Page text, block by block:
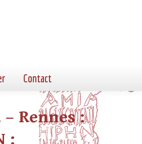
Contact
Rennes :
: